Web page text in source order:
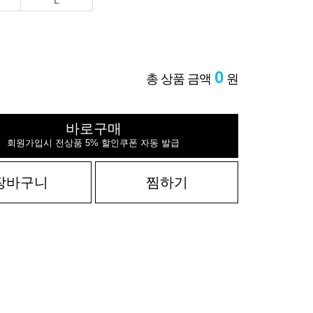
총 상품 금액 0 원
바로구매
회원가입시 전상품 5% 할인쿠폰 자동 발급
바구니 찜하기